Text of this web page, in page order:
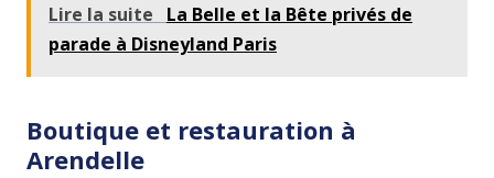
Lire la suite
La Belle et la Bête privés de
parade à Disneyland Paris
Boutique et restauration à
Arendelle